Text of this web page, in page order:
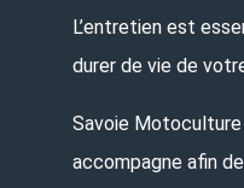
L’entretien est
durer de vie de
Savoie
accompagne afin